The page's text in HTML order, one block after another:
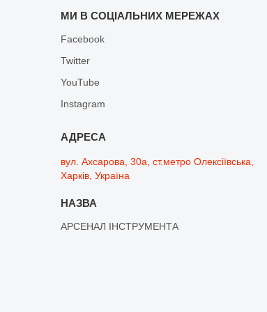
МИ В СОЦІАЛЬНИХ МЕРЕЖАХ
Facebook
Twitter
YouTube
Instagram
вул. Ахсарова, 30а, ст.метро Олексіївська,
Харків, Україна
АРСЕНАЛ ІНСТРУМЕНТА